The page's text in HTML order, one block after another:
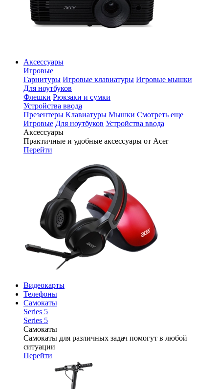
Аксессуары
Игровые
Гарнитуры Игровые клавиатуры Игровые мышки
Для ноутбуков
Флешки Рюкзаки и сумки
Устройства ввода
Презентеры Клавиатуры Мышки Смотреть еще
Игровые Для ноутбуков Устройства ввода
Аксессуары
Практичные и удобные аксессуары от Acer
Перейти
Видеокарты
Телефоны
Самокаты
Series 5
Series 5
Самокаты
Самокаты для различных задач помогут в любой
ситуации
Перейти